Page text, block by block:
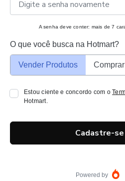
A senha deve conter: mais de 7
O que você busca na Hotmart?
Vender Produtos
Estou ciente e concordo com o
Hotmart.
Cadastre-
Powered by